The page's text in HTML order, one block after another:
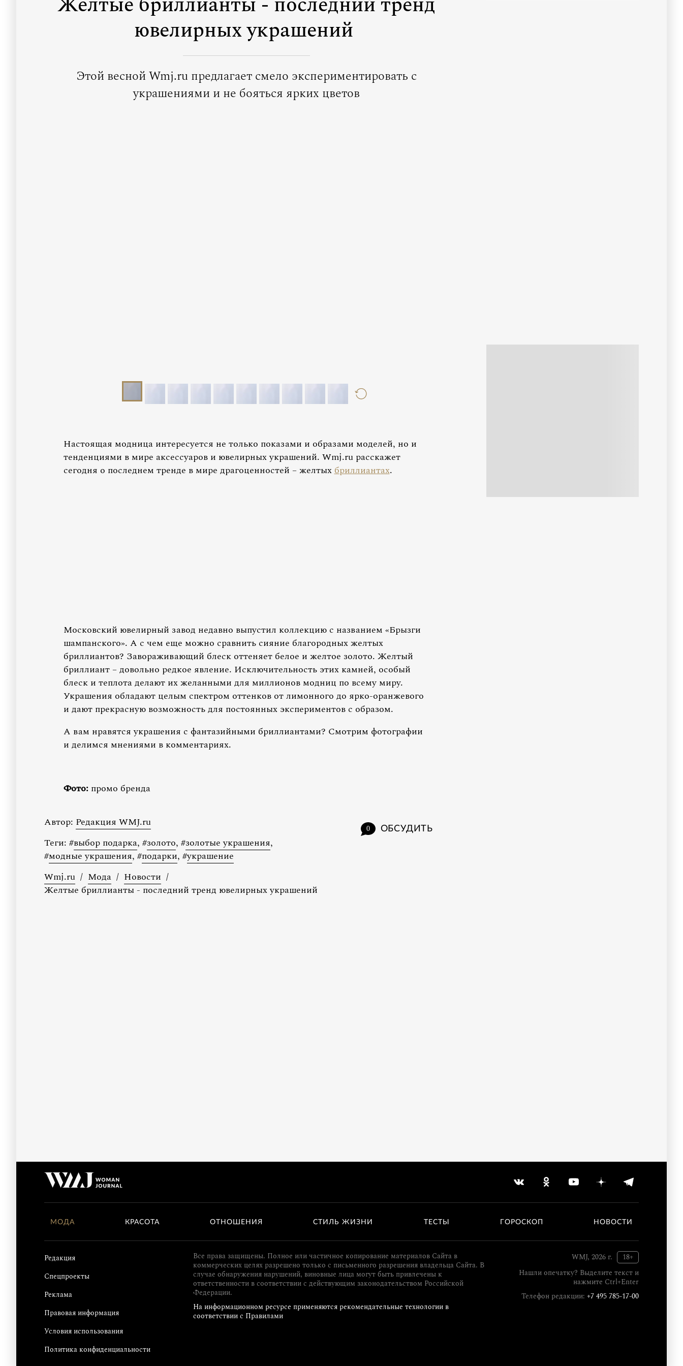
ювелирных украшений
Этой весной Wmj.ru предлагает смело экспериментировать с
украшениями и не бояться ярких цветов
Настоящая модница интересуется не только показами и образами моделей, но и
тенденциями в мире аксессуаров и ювелирных украшений. Wmj.ru расскажет
сегодня о последнем тренде в мире драгоценностей – желтыхбриллиантах.
Московский ювелирный завод недавно выпустил коллекцию с названием «Брызги
шампанского». А с чем еще можно сравнить сияние благородных желтых
бриллиантов? Завораживающий блеск оттеняет белое и желтое золото. Желтый
бриллиант – довольно редкое явление. Исключительность этих камней, особый
блеск и теплота делают их желанными для миллионов модниц по всему миру.
Украшения обладают целым спектром оттенков от лимонного до ярко-оранжевого
и дают прекрасную возможность для постоянных экспериментов с образом.
А вам нравятся украшения с фантазийными бриллиантами? Смотрим фотографии
и делимся мнениями в комментариях.
Фото:промо бренда
0 ОБСУДИТЬ
Автор: Редакция WMJ.ru
Теги: #выбор подарка, #золото, #золотые украшения,
#модные украшения, #подарки, #украшение
Wmj.ru / Мода / Новости /
Желтые бриллианты - последний тренд ювелирных украшений
МОДА КРАСОТА ОТНОШЕНИЯ СТИЛЬ ЖИЗНИ ТЕСТЫ ГОРОСКОП НОВОСТИ
Редакция
Спецпроекты
Реклама
Правовая информация
Условия использования
Политика конфиденциальности
WMJ, 2026 г.
18+
Нашли опечатку? Выделите текст и
нажмите Ctrl+Enter
Телефон редакции: +7 495 785-17-00
Все права защищены. Полное или частичное копирование материалов Сайта в
коммерческих целях разрешено только с письменного разрешения владельца Сайта. В
случае обнаружения нарушений, виновные лица могут быть привлечены к
ответственности в соответствии с действующим законодательством Российской
Федерации.
На информационном ресурсе применяются рекомендательные технологии в
соответствии с Правилами